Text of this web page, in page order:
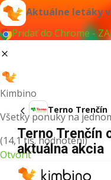
Aktuálne letáky
Pridať do Chrome -
Kimbino
Všetky ponuky na
(14,1 tis. hodnotení)
Otvoriť
Terno Trenčín
Terno Trenčín
aktuálna akcia